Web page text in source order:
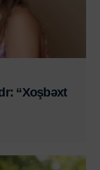
“Xoşbəxt